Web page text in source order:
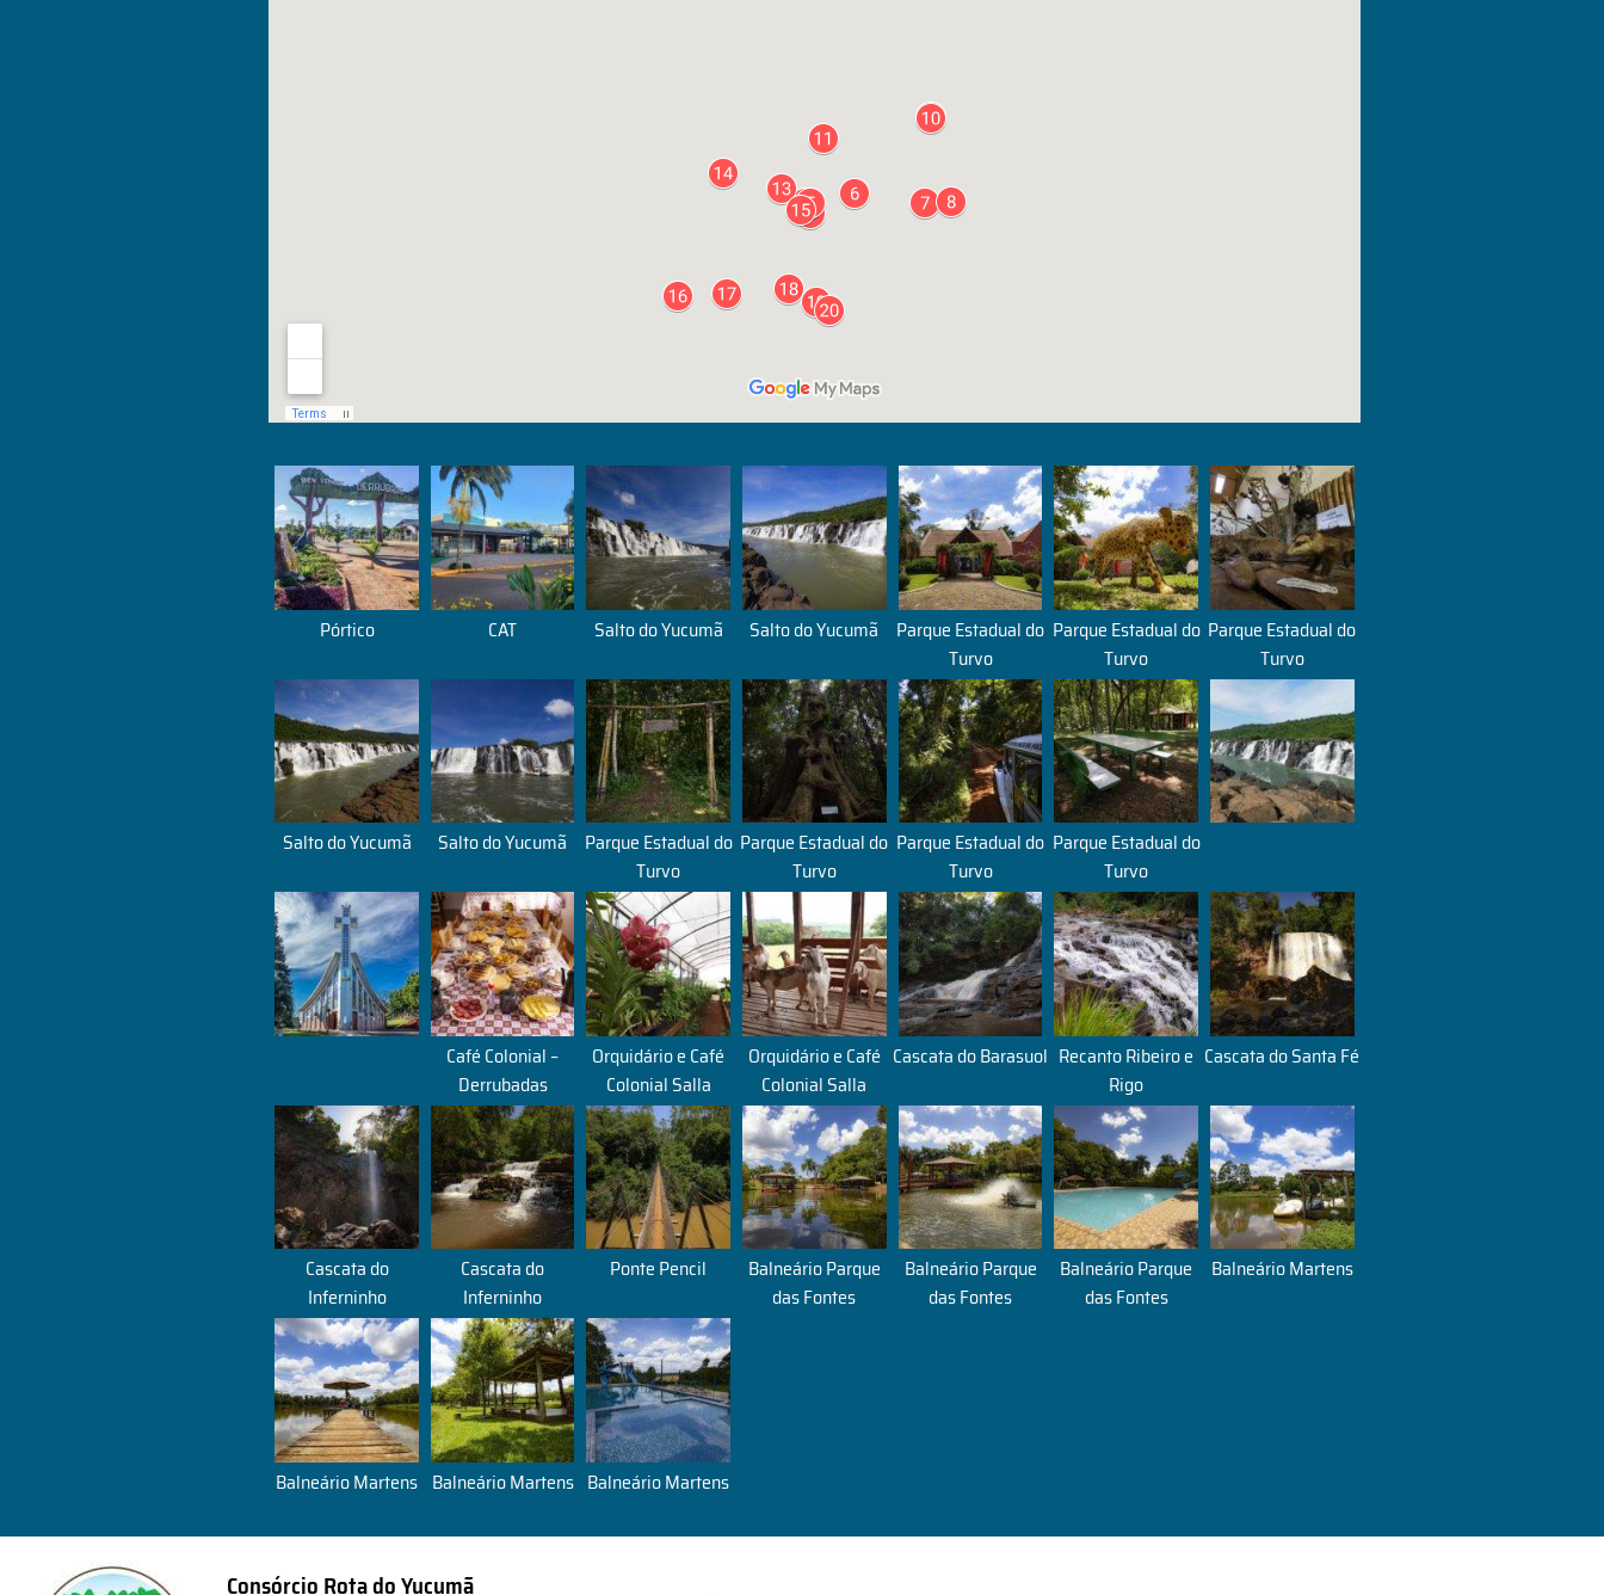
Pórtico CAT Salto do Yucumã Salto do Yucumã
Parque Estadual do
Turvo
Parque Estadual do
Turvo
Parque Estadual do
Turvo
Salto do Yucumã Salto do Yucumã
Parque Estadual do
Turvo
Parque Estadual do
Turvo
Parque Estadual do
Turvo
Parque Estadual do
Turvo
Café Colonial –
Derrubadas
Orquidário e Café
Colonial Salla
Orquidário e Café
Colonial Salla
Cascata do Barasuol Recanto Ribeiro e
Rigo
Cascata do Santa Fé
Cascata do
Inferninho
Cascata do
Inferninho
Ponte Pencil
Balneário Parque
das Fontes
Balneário Parque
das Fontes
Balneário Parque
das Fontes
Balneário Martens
Balneário Martens Balneário Martens Balneário Martens
Consórcio Rota do Yucumã